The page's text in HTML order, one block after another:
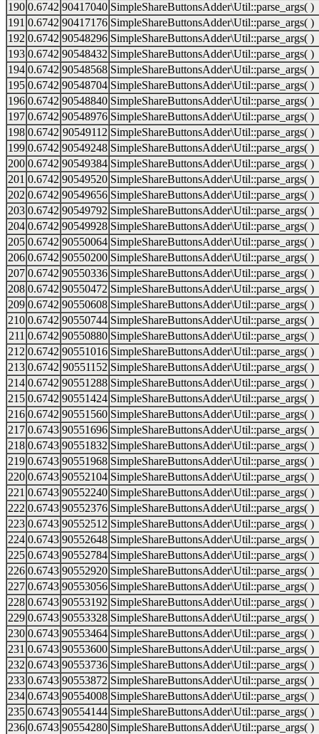
190 0.6742 90417040 SimpleShareButtonsAdder\Util::parse_args( )
191 0.6742 90417176 SimpleShareButtonsAdder\Util::parse_args( )
192 0.6742 90548296 SimpleShareButtonsAdder\Util::parse_args( )
193 0.6742 90548432 SimpleShareButtonsAdder\Util::parse_args( )
194 0.6742 90548568 SimpleShareButtonsAdder\Util::parse_args( )
195 0.6742 90548704 SimpleShareButtonsAdder\Util::parse_args( )
196 0.6742 90548840 SimpleShareButtonsAdder\Util::parse_args( )
197 0.6742 90548976 SimpleShareButtonsAdder\Util::parse_args( )
198 0.6742 90549112 SimpleShareButtonsAdder\Util::parse_args( )
199 0.6742 90549248 SimpleShareButtonsAdder\Util::parse_args( )
200 0.6742 90549384 SimpleShareButtonsAdder\Util::parse_args( )
201 0.6742 90549520 SimpleShareButtonsAdder\Util::parse_args( )
202 0.6742 90549656 SimpleShareButtonsAdder\Util::parse_args( )
203 0.6742 90549792 SimpleShareButtonsAdder\Util::parse_args( )
204 0.6742 90549928 SimpleShareButtonsAdder\Util::parse_args( )
205 0.6742 90550064 SimpleShareButtonsAdder\Util::parse_args( )
206 0.6742 90550200 SimpleShareButtonsAdder\Util::parse_args( )
207 0.6742 90550336 SimpleShareButtonsAdder\Util::parse_args( )
208 0.6742 90550472 SimpleShareButtonsAdder\Util::parse_args( )
209 0.6742 90550608 SimpleShareButtonsAdder\Util::parse_args( )
210 0.6742 90550744 SimpleShareButtonsAdder\Util::parse_args( )
211 0.6742 90550880 SimpleShareButtonsAdder\Util::parse_args( )
212 0.6742 90551016 SimpleShareButtonsAdder\Util::parse_args( )
213 0.6742 90551152 SimpleShareButtonsAdder\Util::parse_args( )
214 0.6742 90551288 SimpleShareButtonsAdder\Util::parse_args( )
215 0.6742 90551424 SimpleShareButtonsAdder\Util::parse_args( )
216 0.6742 90551560 SimpleShareButtonsAdder\Util::parse_args( )
217 0.6743 90551696 SimpleShareButtonsAdder\Util::parse_args( )
218 0.6743 90551832 SimpleShareButtonsAdder\Util::parse_args( )
219 0.6743 90551968 SimpleShareButtonsAdder\Util::parse_args( )
220 0.6743 90552104 SimpleShareButtonsAdder\Util::parse_args( )
221 0.6743 90552240 SimpleShareButtonsAdder\Util::parse_args( )
222 0.6743 90552376 SimpleShareButtonsAdder\Util::parse_args( )
223 0.6743 90552512 SimpleShareButtonsAdder\Util::parse_args( )
224 0.6743 90552648 SimpleShareButtonsAdder\Util::parse_args( )
225 0.6743 90552784 SimpleShareButtonsAdder\Util::parse_args( )
226 0.6743 90552920 SimpleShareButtonsAdder\Util::parse_args( )
227 0.6743 90553056 SimpleShareButtonsAdder\Util::parse_args( )
228 0.6743 90553192 SimpleShareButtonsAdder\Util::parse_args( )
229 0.6743 90553328 SimpleShareButtonsAdder\Util::parse_args( )
230 0.6743 90553464 SimpleShareButtonsAdder\Util::parse_args( )
231 0.6743 90553600 SimpleShareButtonsAdder\Util::parse_args( )
232 0.6743 90553736 SimpleShareButtonsAdder\Util::parse_args( )
233 0.6743 90553872 SimpleShareButtonsAdder\Util::parse_args( )
234 0.6743 90554008 SimpleShareButtonsAdder\Util::parse_args( )
235 0.6743 90554144 SimpleShareButtonsAdder\Util::parse_args( )
236 0.6743 90554280 SimpleShareButtonsAdder\Util::parse_args( )